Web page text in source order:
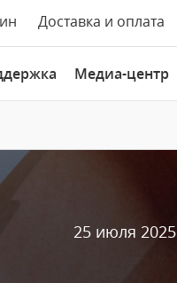
Доставка и оплата
Медиа-центр
25 июля 2025